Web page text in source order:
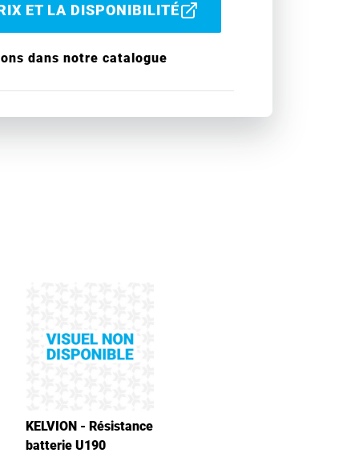
ET LA DISPONIBILITÉ
dans notre catalogue
KELVION - Résistance
batterie U190